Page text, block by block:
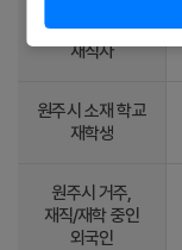
원주시 소재 직장
재직자
원주시 소재 학교
재학생
원주시 거주,
재직/재학 중인
외국인